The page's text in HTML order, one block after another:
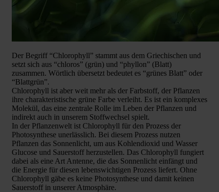
Der Begriff “Chlorophyll” stammt aus dem Griechischen und
setzt sich aus “chloros” (grün) und “phyllon” (Blatt)
zusammen. Wörtlich übersetzt bedeutet es “grünes Blatt” oder
“Blattgrün”.
Chlorophyll ist aber weit mehr als der Farbstoff, der Pflanzen
ihre charakteristische grüne Farbe verleiht. Es ist ein komplexes
Molekül, das eine zentrale Rolle im Leben der Pflanzen und
indirekt auch in unserem Stoffwechsel spielt.
In der Pflanzenwelt ist Chlorophyll für den Prozess der
Photosynthese unerlässlich. Bei diesem Prozess nutzen
Pflanzen das Sonnenlicht, um aus Kohlendioxid und Wasser
Glucose und Sauerstoff herzustellen. Das Chlorophyll fungiert
dabei als eine Art Antenne, die das Sonnenlicht einfängt und
die Energie für diesen lebenswichtigen Prozess liefert. Ohne
Chlorophyll gäbe es keine Photosynthese und damit keinen
Sauerstoff in unserer Atmosphäre.